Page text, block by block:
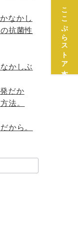
かしぶ
から。
ここぷらストア本店